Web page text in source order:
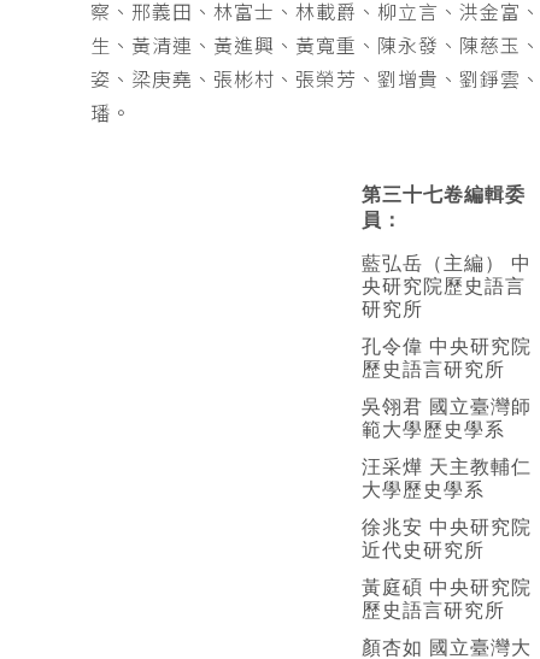
察、邢義田、林富士、林載爵、柳立言、洪金富
生、黃清連、黃進興、黃寬重、陳永發、陳慈玉
姿、梁庚堯、張彬村、張榮芳、劉增貴、劉錚雲
璠。
第三十七卷編輯委
員：
藍弘岳（主編） 中
央研究院歷史語言
研究所
孔令偉 中央研究院
歷史語言研究所
吳翎君 國立臺灣師
範大學歷史學系
汪采燁 天主教輔仁
大學歷史學系
徐兆安 中央研究院
近代史研究所
黃庭碩 中央研究院
歷史語言研究所
顏杏如 國立臺灣大